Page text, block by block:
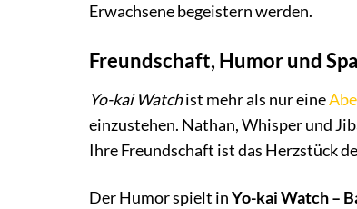
Erwachsene begeistern werden.
Freundschaft, Humor und
Yo-kai Watchist mehr als nur eine
einzustehen. Nathan, Whisper und
Ihre Freundschaft ist das Herzstück
Der Humor spielt inYo-kai Watch –